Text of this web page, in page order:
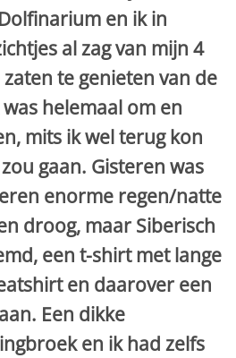
en ik in
al zag van mijn 4
te genieten van de
helemaal om en
mits ik wel terug kon
gaan. Gisteren was
enorme regen/natte
droog, maar Siberisch
een t-shirt met lange
en daarover een
Een dikke
en ik had zelfs